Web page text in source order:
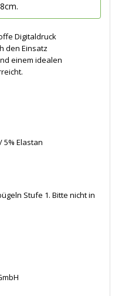
Digitaldruck
den Einsatz
einem idealen
5% Elastan
Stufe 1. Bitte nicht in